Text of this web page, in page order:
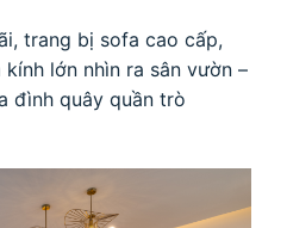
trang bị sofa cao cấp,
lớn nhìn ra sân vườn –
đình quây quần trò